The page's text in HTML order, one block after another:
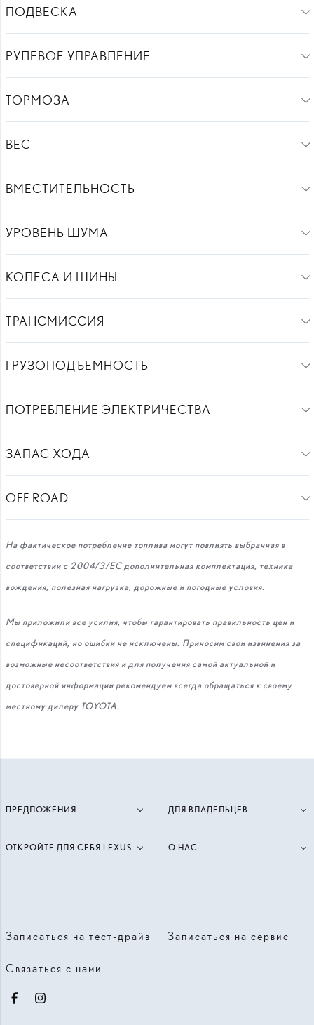
ПОДВЕСКА
РУЛЕВОЕ УПРАВЛЕНИЕ
ТОРМОЗА
ВЕС
ВМЕСТИТЕЛЬНОСТЬ
УРОВЕНЬ ШУМА
КОЛЕСА И ШИНЫ
ТРАНСМИССИЯ
ГРУЗОПОДЪЕМНОСТЬ
ПОТРЕБЛЕНИЕ ЭЛЕКТРИЧЕСТВА
ЗАПАС ХОДА
OFF ROAD
На фактическое потребление топлива могут повлиять выбранная в
соответствии с 2004/3/ЕС дополнительная комплектация, техника
вождения, полезная нагрузка, дорожные и погодные условия.
Мы приложили все усилия, чтобы гарантировать правильность цен и
спецификаций, но ошибки не исключены. Приносим свои извинения за
возможные несоответствия и для получения самой актуальной и
достоверной информации рекомендуем всегда обращаться к своему
местному дилеру TOYOTA.
ПРЕДЛОЖЕНИЯ ДЛЯ ВЛАДЕЛЬЦЕВ
ОТКРОЙТЕ ДЛЯ СЕБЯ LEXUS О НАС
Записаться на тест-драйв Записаться на сервис
Связаться с нами
Facebook